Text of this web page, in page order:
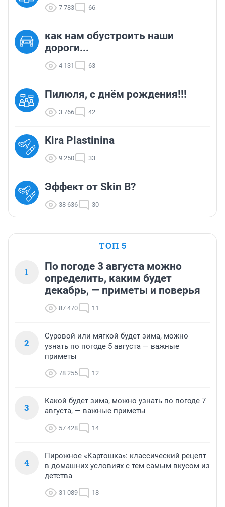
7 783 66
как нам обустроить наши
дороги...
4 131 63
Пилюля, с днём рождения!!!
3 766 42
Kira Plastinina
9 250 33
Эффект от Skin B?
38 636 30
ТОП 5
1
По погоде 3 августа можно
определить, каким будет
декабрь, — приметы и поверья
87 470 11
2
Суровой или мягкой будет зима, можно
узнать по погоде 5 августа — важные
приметы
78 255 12
3
Какой будет зима, можно узнать по погоде 7
августа, — важные приметы
57 428 14
4
Пирожное «Картошка»: классический рецепт
в домашних условиях с тем самым вкусом из
детства
31 089 18